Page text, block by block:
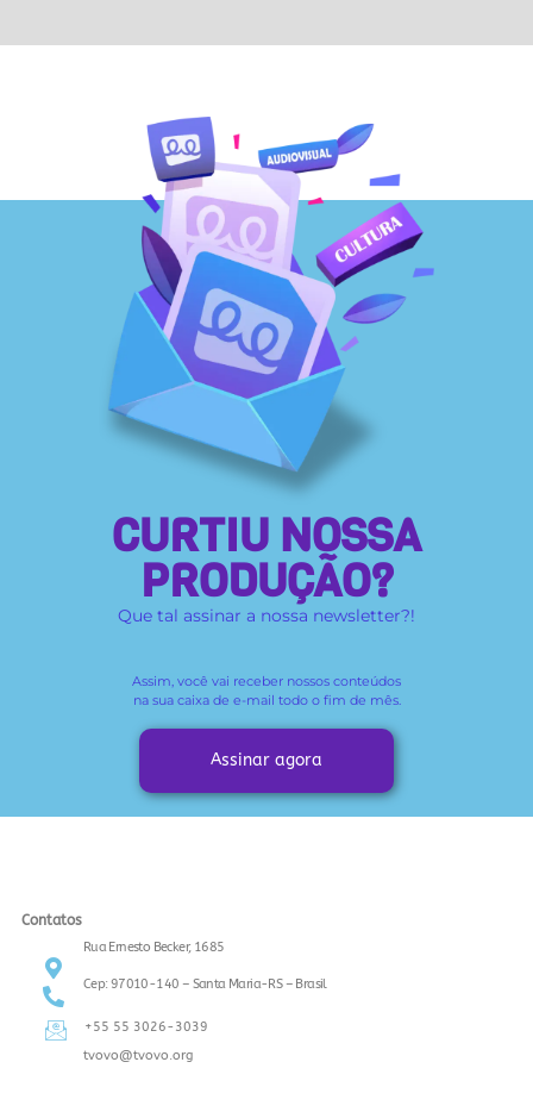
CURTIU NOSSA
PRODUÇÃO?
Que tal assinar a nossa newsletter?!
Assim, você vai receber nossos conteúdos
na sua caixa de e-mail todo o fim de mês.
Assinar agora
Contatos
Rua Ernesto Becker, 1685
Cep: 97010-140 – Santa Maria-RS – Brasil
+55 55 3026-3039
tvovo@tvovo.org